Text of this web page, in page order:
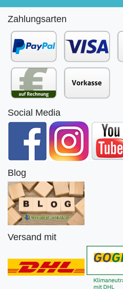
Zahlungsarten
Social Media
Blog
Versand mit